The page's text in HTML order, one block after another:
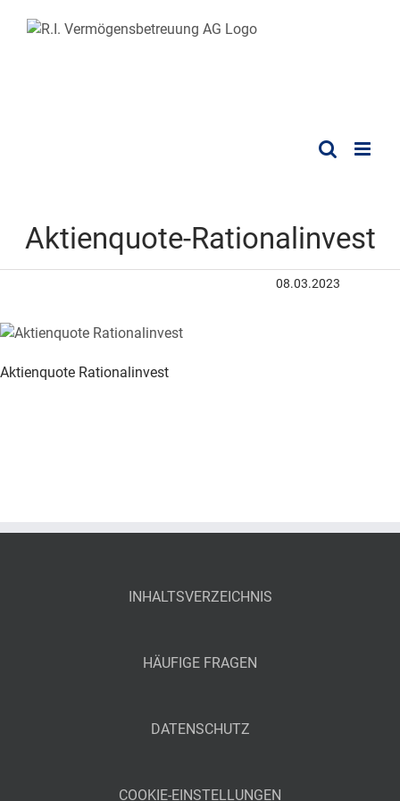
Aktienquote-Rationalinvest
08.03.2023
Aktienquote Rationalinvest
INHALTSVERZEICHNIS
HÄUFIGE FRAGEN
DATENSCHUTZ
COOKIE-EINSTELLUNGEN